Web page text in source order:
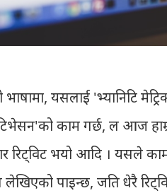
यसलाई 'भ्यानिटि
काम गर्छ, ल आज
भयो आदि । यसले काम
लेखिएको पाइन्छ, जति धेरै